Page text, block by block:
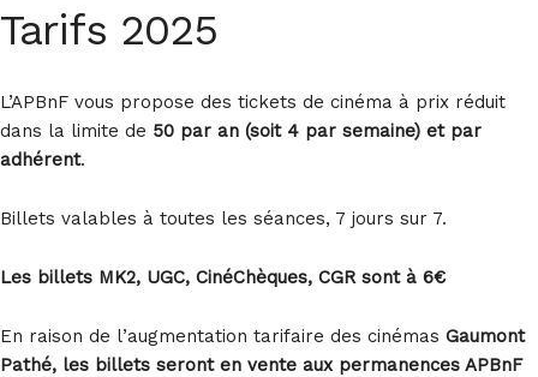
Tarifs 2025
L’APBnF vous propose des tickets de cinéma à prix réduit
dans la limite de 50 par an (soit 4 par semaine) et par
adhérent.
Billets valables à toutes les séances, 7 jours sur 7.
Les billets MK2, UGC, CinéChèques, CGR sont à 6€
En raison de l’augmentation tarifaire des cinémas Gaumont
Pathé, les billets seront en vente aux permanences APBnF